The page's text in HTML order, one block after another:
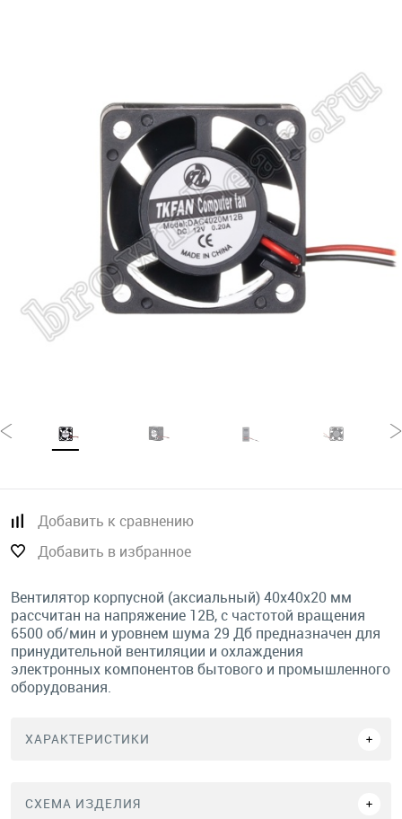
Добавить к сравнению
Добавить в избранное
Вентилятор корпусной (аксиальный) 40х40х20 мм
рассчитан на напряжение 12В, с частотой вращения
6500 об/мин и уровнем шума 29 Дб предназначен для
принудительной вентиляции и охлаждения
электронных компонентов бытового и промышленного
оборудования.
ХАРАКТЕРИСТИКИ
СХЕМА ИЗДЕЛИЯ